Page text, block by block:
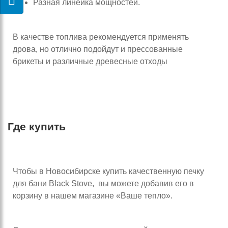
Разная линейка мощностей.
В качестве топлива рекомендуется применять
дрова, но отлично подойдут и прессованные
брикеты и различные древесные отходы
Где купить
Чтобы в Новосибирске купить качественную печку
для бани Black Stove, вы можете добавив его в
корзину в нашем магазине «Ваше тепло».